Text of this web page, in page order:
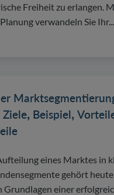
Freiheit zu erlangen.
verwandeln Sie Ihr...
Beispiel,
eines Marktes in
gehört heute
Grundlagen einer